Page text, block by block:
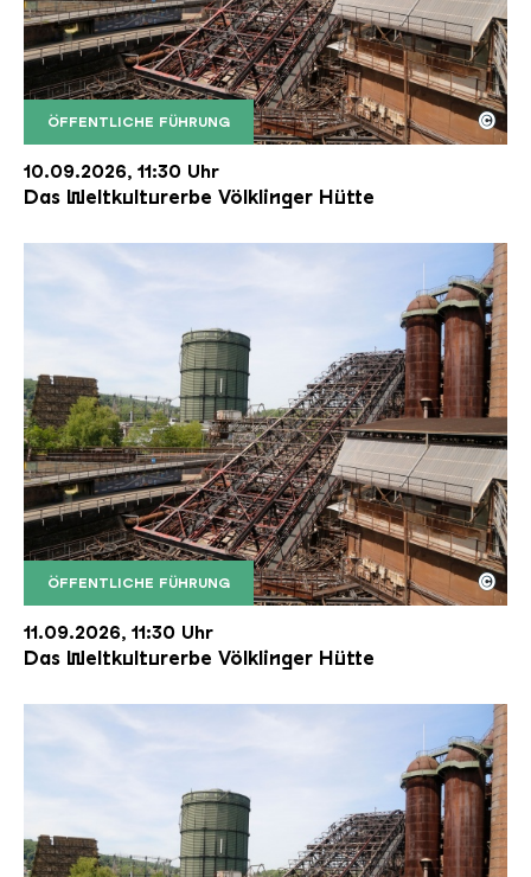
ÖFFENTLICHE FÜHRUNG
Der Erzschrägaufzug der Völklinger Hütte mit
Copyright: Weltkulturerbe Völklinger Hütte | Karl
©
10.09.2026, 11:30 Uhr
Das Weltkulturerbe Völklinger Hütte
ÖFFENTLICHE FÜHRUNG
Der Erzschrägaufzug der Völklinger Hütte mit
Copyright: Weltkulturerbe Völklinger Hütte | Karl
©
11.09.2026, 11:30 Uhr
Das Weltkulturerbe Völklinger Hütte